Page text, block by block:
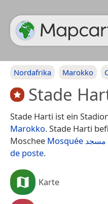
Nordafrika Marokko
Stade
Stade Harti ist ein
Marokko. Stade Harti
Moschee
Mosquée مسجد
de poste.
Karte